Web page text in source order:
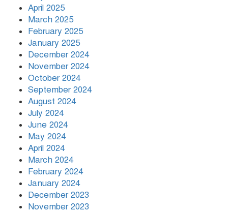
April 2025
March 2025
February 2025
January 2025
December 2024
November 2024
October 2024
September 2024
August 2024
July 2024
June 2024
May 2024
April 2024
March 2024
February 2024
January 2024
December 2023
November 2023